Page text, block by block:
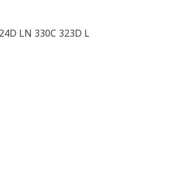
LN 330C 323D L